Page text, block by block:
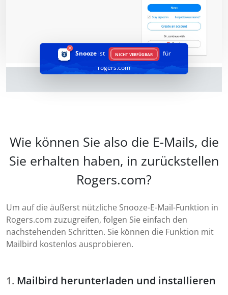
Snooze ist NICHT VERFÜGBAR
für
rogers.com
Wie können Sie also die E-Mails, die
Sie erhalten haben, in zurückstellen
Rogers.com?
Um auf die äußerst nützliche Snooze-E-Mail-Funktion in
Rogers.com zuzugreifen, folgen Sie einfach den
nachstehenden Schritten. Sie können die Funktion mit
Mailbird kostenlos ausprobieren.
Mailbird herunterladen und installieren